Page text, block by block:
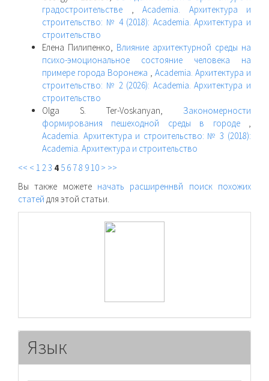
градостроительстве , Academia. Архитектура и
строительство: № 4 (2018): Academia. Архитектура и
строительство
Елена Пилипенко, Влияние архитектурной среды на
психо-эмоциональное состояние человека на
примере города Воронежа , Academia. Архитектура и
строительство: № 2 (2026): Academia. Архитектура и
строительство
Olga S. Ter-Voskanyan, Закономерности
формирования пешеходной среды в городе ,
Academia. Архитектура и строительство: № 3 (2018):
Academia. Архитектура и строительство
<< < 1 23 4 5 6 78 9 10 > >>
Вы также можете начать расширеннвй поиск похожих
статей для этой статьи.
Язык